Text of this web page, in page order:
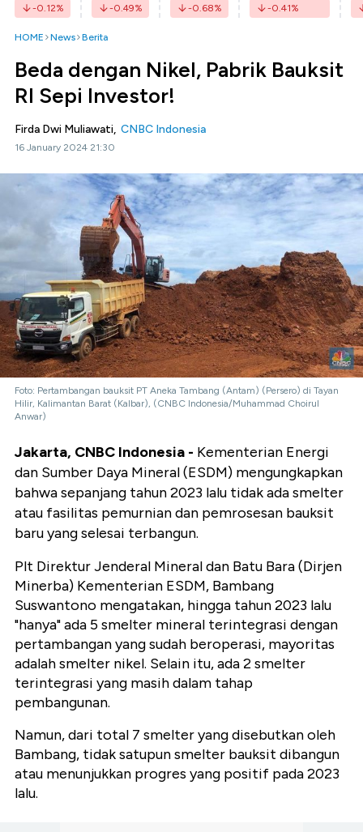
-0.12% -0.49% -0.68% -0.41%
HOME News Berita
Beda dengan Nikel, Pabrik Bauksit
RI Sepi Investor!
Firda Dwi Muliawati, CNBC Indonesia
16 January 2024 21:30
Foto: Pertambangan bauksit PT Aneka Tambang (Antam)‎ (Persero) di Tayan
Hilir, Kalimantan Barat (Kalbar), (CNBC Indonesia/Muhammad Choirul
Anwar)
Jakarta, CNBC Indonesia - Kementerian Energi
dan Sumber Daya Mineral (ESDM) mengungkapkan
bahwa sepanjang tahun 2023 lalu tidak ada smelter
atau fasilitas pemurnian dan pemrosesan bauksit
baru yang selesai terbangun.
Plt Direktur Jenderal Mineral dan Batu Bara (Dirjen
Minerba) Kementerian ESDM, Bambang
Suswantono mengatakan, hingga tahun 2023 lalu
"hanya" ada 5 smelter mineral terintegrasi dengan
pertambangan yang sudah beroperasi, mayoritas
adalah smelter nikel. Selain itu, ada 2 smelter
terintegrasi yang masih dalam tahap
pembangunan.
Namun, dari total 7 smelter yang disebutkan oleh
Bambang, tidak satupun smelter bauksit dibangun
atau menunjukkan progres yang positif pada 2023
lalu.